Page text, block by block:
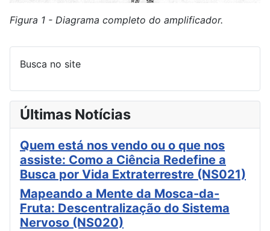
Figura 1 - Diagrama completo do amplificador.
Busca no site
Últimas Notícias
Quem está nos vendo ou o que nos
assiste: Como a Ciência Redefine a
Busca por Vida Extraterrestre (NS021)
Mapeando a Mente da Mosca-da-
Fruta: Descentralização do Sistema
Nervoso (NS020)